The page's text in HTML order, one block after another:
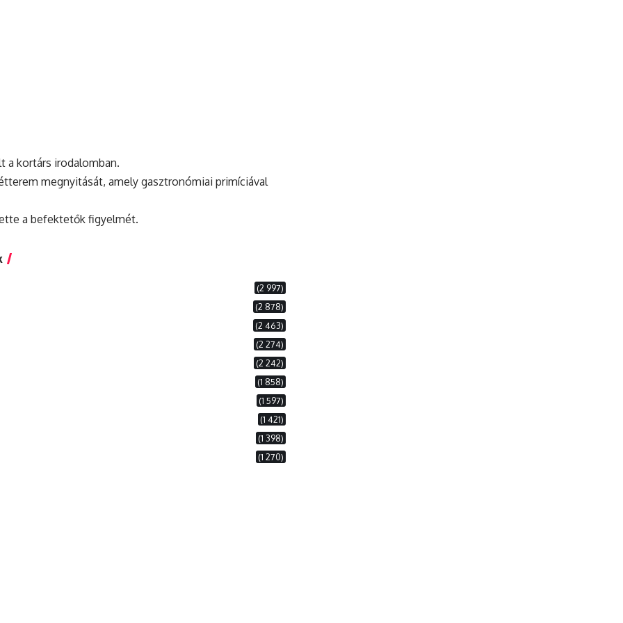
a kortárs irodalomban.
megnyitását, amely gasztronómiai primíciával
a befektetők figyelmét.
(2 997)
(2 878)
(2 463)
(2 274)
(2 242)
(1 858)
(1 597)
(1 421)
(1 398)
(1 270)